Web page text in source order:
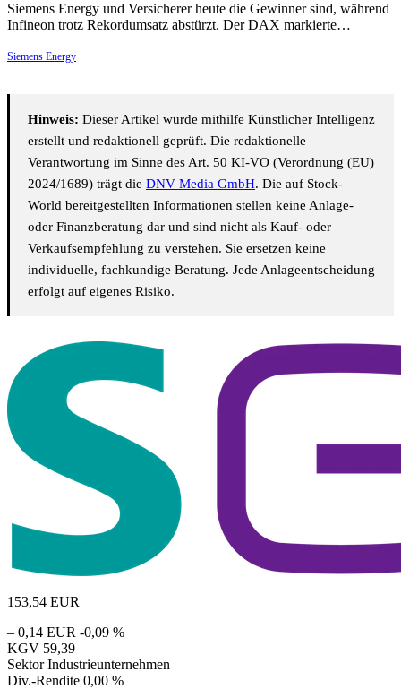
Siemens Energy und Versicherer heute die Gewinner sind, während
Infineon trotz Rekordumsatz abstürzt. Der DAX markierte…
Siemens Energy
Hinweis: Dieser Artikel wurde mithilfe Künstlicher Intelligenz
erstellt und redaktionell geprüft. Die redaktionelle
Verantwortung im Sinne des Art. 50 KI-VO (Verordnung (EU)
2024/1689) trägt die DNV Media GmbH. Die auf Stock-
World bereitgestellten Informationen stellen keine Anlage-
oder Finanzberatung dar und sind nicht als Kauf- oder
Verkaufsempfehlung zu verstehen. Sie ersetzen keine
individuelle, fachkundige Beratung. Jede Anlageentscheidung
erfolgt auf eigenes Risiko.
153,54 EUR
– 0,14 EUR -0,09 %
KGV 59,39
Sektor Industrieunternehmen
Div.-Rendite 0,00 %